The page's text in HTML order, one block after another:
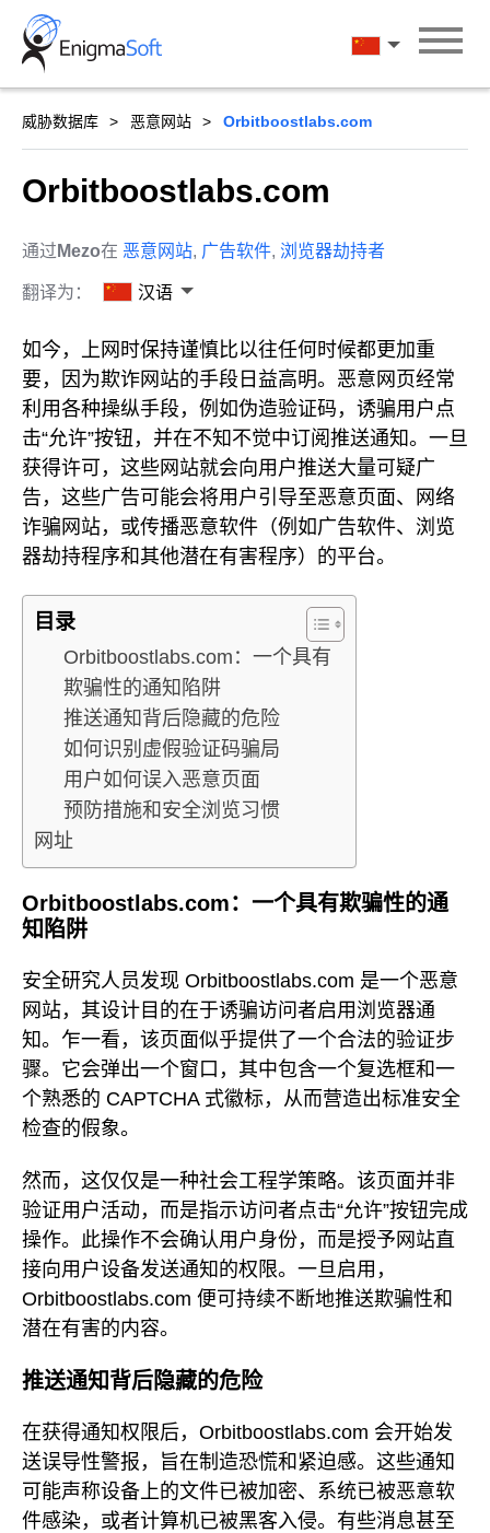
Skip
content
汉语
威胁数据库 恶意网站 Orbitboostlabs.com
Orbitboostlabs.com
通过 Mezo在 恶意网站, 广告软件, 浏览器劫持者
翻译为： 汉语
如今，上网时保持谨慎比以往任何时候都更加重
要，因为欺诈网站的手段日益高明。恶意网页经常
利用各种操纵手段，例如伪造验证码，诱骗用户点
击“允许”按钮，并在不知不觉中订阅推送通知。一旦
获得许可，这些网站就会向用户推送大量可疑广
告，这些广告可能会将用户引导至恶意页面、网络
诈骗网站，或传播恶意软件（例如广告软件、浏览
器劫持程序和其他潜在有害程序）的平台。
目录
Orbitboostlabs.com：一个具有
欺骗性的通知陷阱
推送通知背后隐藏的危险
如何识别虚假验证码骗局
用户如何误入恶意页面
预防措施和安全浏览习惯
网址
Orbitboostlabs.com：一个具有欺骗性的通
知陷阱
安全研究人员发现 Orbitboostlabs.com 是一个恶意
网站，其设计目的在于诱骗访问者启用浏览器通
知。乍一看，该页面似乎提供了一个合法的验证步
骤。它会弹出一个窗口，其中包含一个复选框和一
个熟悉的 CAPTCHA 式徽标，从而营造出标准安全
检查的假象。
然而，这仅仅是一种社会工程学策略。该页面并非
验证用户活动，而是指示访问者点击“允许”按钮完成
操作。此操作不会确认用户身份，而是授予网站直
接向用户设备发送通知的权限。一旦启用，
Orbitboostlabs.com 便可持续不断地推送欺骗性和
潜在有害的内容。
推送通知背后隐藏的危险
在获得通知权限后，Orbitboostlabs.com 会开始发
送误导性警报，旨在制造恐慌和紧迫感。这些通知
可能声称设备上的文件已被加密、系统已被恶意软
件感染，或者计算机已被黑客入侵。有些消息甚至